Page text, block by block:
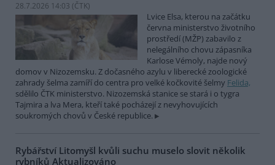
28.7.2026 14:03 (ČTK)
Lvice Elsa, kterou na začátku
června ministerstvo životního
prostředí (MŽP) zabavilo z
nelegálního chovu zápasníka
Karlose Vémoly, najde nový
domov v Nizozemsku. Z dočasného azylu v liberecké zoologické
zahrady šelma zamíří do centra pro velké kočkovité šelmy Felida,
sdělilo ČTK ministerstvo. Nizozemská stanice se stará i o tygra
Tajmira a lva Mera, kteří také pocházejí z nevyhovujících
soukromých chovů v České republice.
Rybářství Litomyšl kvůli suchu muselo slovit několik
rybníků Aktualizováno